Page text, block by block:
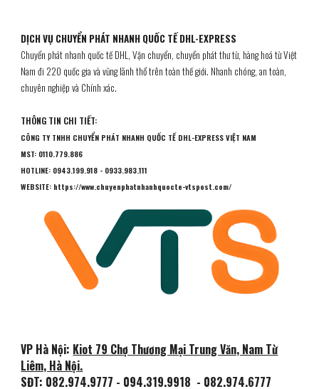
DỊCH VỤ CHUYỂN PHÁT NHANH QUỐC TẾ DHL-EXPRESS
Chuyển phát nhanh quốc tế DHL, Vận chuyển, chuyển phát thư từ, hàng hoá từ Việt
Nam đi 220 quốc gia và vũng lãnh thổ trên toàn thế giới. Nhanh chóng, an toàn,
chuyên nghiệp và Chính xác.
THÔNG TIN CHI TIẾT:
CÔNG TY TNHH CHUYỂN PHÁT NHANH QUỐC TẾ DHL-EXPRESS VIỆT NAM
MST: 0110.779.886
HOTLINE: 0943.199.918 - 0933.983.111
WEBSITE: https://www.chuyenphatnhanhquocte-vtspost.com/
VP Hà Nội: Kiot 79 Chợ Thương Mại Trung Văn, Nam Từ
Liêm, Hà Nội.
SĐT: 082.974.9777 - 094.319.9918 - 082.974.6777